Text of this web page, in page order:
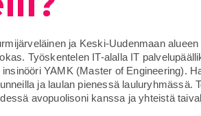
ja Keski-Uudenmaan alueen
Työskentelen IT-alalla IT
YAMK (Master of Engineering).
ja laulan pienessä lauluryhmässä.
avopuolisoni kanssa ja yhteistä